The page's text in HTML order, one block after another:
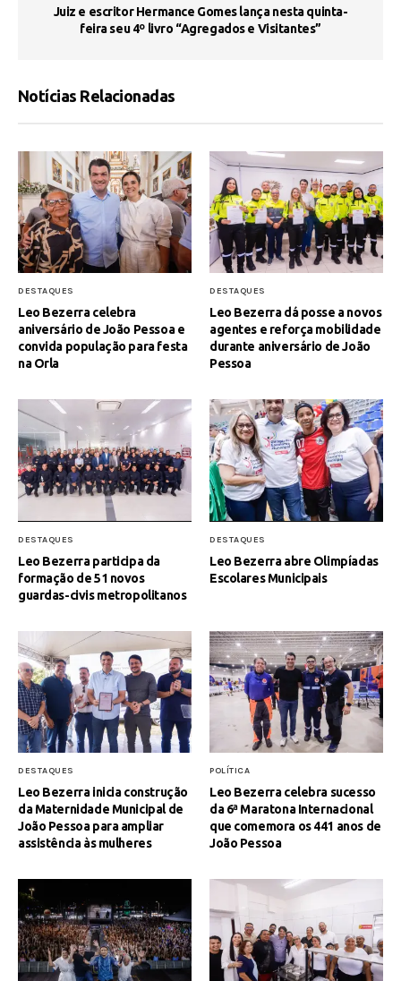
Juiz e escritor Hermance Gomes lança nesta quinta-
feira seu 4º livro “Agregados e Visitantes”
Notícias Relacionadas
DESTAQUES
Leo Bezerra celebra
aniversário de João Pessoa e
convida população para festa
na Orla
DESTAQUES
Leo Bezerra dá posse a novos
agentes e reforça mobilidade
durante aniversário de João
Pessoa
DESTAQUES
Leo Bezerra participa da
formação de 51 novos
guardas-civis metropolitanos
DESTAQUES
Leo Bezerra abre Olimpíadas
Escolares Municipais
DESTAQUES
Leo Bezerra inicia construção
da Maternidade Municipal de
João Pessoa para ampliar
assistência às mulheres
POLÍTICA
Leo Bezerra celebra sucesso
da 6ª Maratona Internacional
que comemora os 441 anos de
João Pessoa